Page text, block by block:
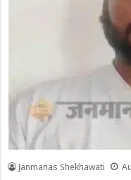
Janmanas Shekhawati